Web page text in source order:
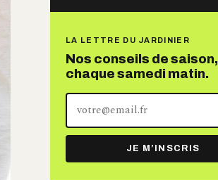
LA LETTRE DU JARDINIER
Nos conseils de saison,
chaque samedi matin.
adresse
mail
JE M’INSCRIS